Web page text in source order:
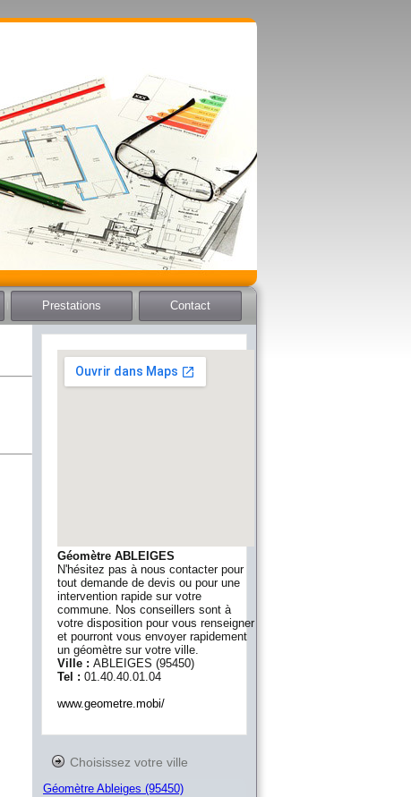
Prestations Contact
Géomètre ABLEIGES
N'hésitez pas à nous contacter pour
tout demande de devis ou pour une
intervention rapide sur votre
commune. Nos conseillers sont à
votre disposition pour vous renseigner
et pourront vous envoyer rapidement
un géomètre sur votre ville.
Ville : ABLEIGES (95450)
Tel : 01.40.40.01.04
www.geometre.mobi/
Choisissez votre ville
Géomètre Ableiges (95450)